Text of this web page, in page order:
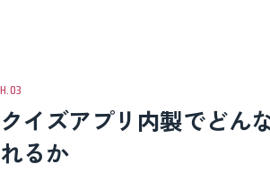
クイズアプリ内製でどん
れるか